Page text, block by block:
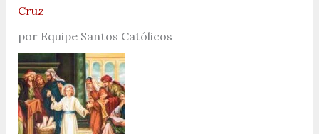
Cruz
por Equipe Santos Católicos